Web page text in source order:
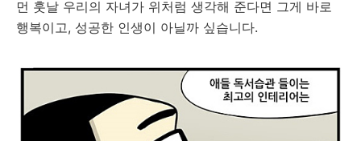
먼 훗날 우리의 자녀가 위처럼 생각해 준다면 그게 바로
행복이고, 성공한 인생이 아닐까 싶습니다.